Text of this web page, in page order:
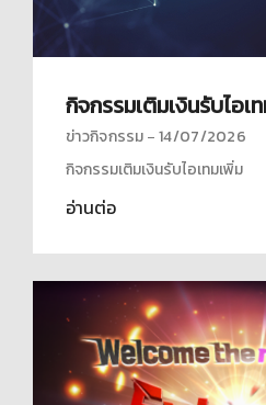
กิจกรรมเติมเงินรับไอเ
ข่าวกิจกรรม
14/07/2026
กิจกรรมเติมเงินรับไอเทมเพิ่ม
อ่านต่อ